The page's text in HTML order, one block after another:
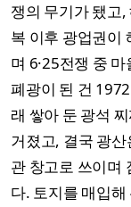
쟁의 무기가 됐고
복 이후 광업권이
며 6·25전쟁 중
폐광이 된 건
래 쌓아 둔 광석
거졌고, 결국 광
관 창고로 쓰이며
다. 토지를 매입